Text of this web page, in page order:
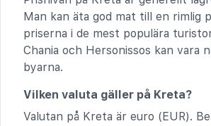
Man kan äta god mat till en rimlig
priserna i de mest populära
Chania och Hersonissos kan vara
byarna.
Vilken valuta gäller på Kreta?
Valutan på Kreta är euro (EUR).